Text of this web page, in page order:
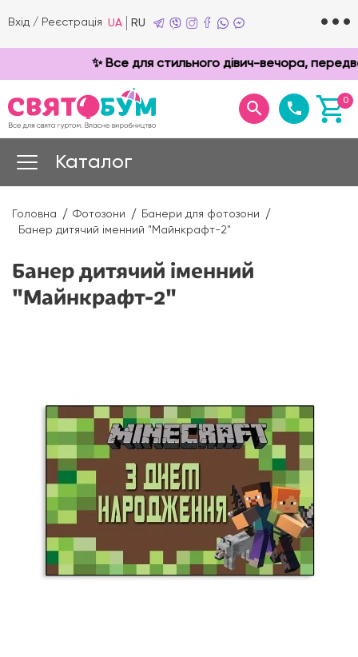
Вхід / Реєстрація UA RU
✨ Все для стильного дівич-вечора,
0
Каталог
Головна Фотозони
Банери для фотозони
Банер дитячий іменний "Майнкрафт-2"
Банер дитячий іменний
"Майнкрафт-2"